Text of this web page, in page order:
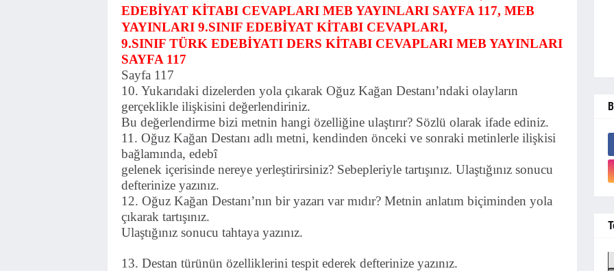
EDEBİYAT KİTABI CEVAPLARI MEB YAYINLARI SAYFA 117, MEB
YAYINLARI 9.SINIF EDEBİYAT KİTABI CEVAPLARI,
9.SINIF TÜRK EDEBİYATI DERS KİTABI CEVAPLARI MEB YAYINLARI
SAYFA 117
Sayfa 117
10. Yukarıdaki dizelerden yola çıkarak Oğuz Kağan Destanı’ndaki olayların
gerçeklikle ilişkisini değerlendiriniz.
Bu değerlendirme bizi metnin hangi özelliğine ulaştırır? Sözlü olarak ifade ediniz.
11. Oğuz Kağan Destanı adlı metni, kendinden önceki ve sonraki metinlerle ilişkisi
bağlamında, edebî
gelenek içerisinde nereye yerleştirirsiniz? Sebepleriyle tartışınız. Ulaştığınız sonucu
defterinize yazınız.
12. Oğuz Kağan Destanı’nın bir yazarı var mıdır? Metnin anlatım biçiminden yola
çıkarak tartışınız.
Ulaştığınız sonucu tahtaya yazınız.
13. Destan türünün özelliklerini tespit ederek defterinize yazınız.